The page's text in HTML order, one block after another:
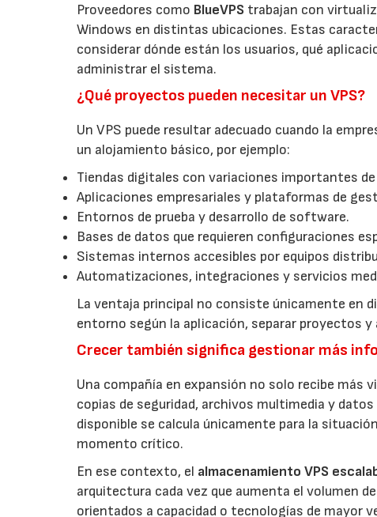
Proveedores como BlueVPS trabajan con
Windows en distintas ubicaciones. Estas
considerar dónde están los usuarios, qué
administrar el sistema.
¿Qué proyectos pueden necesitar un VPS?
Un VPS puede resultar adecuado cuando la
un alojamiento básico, por ejemplo:
Tiendas digitales con variaciones importantes
Aplicaciones empresariales y plataformas de
Entornos de prueba y desarrollo de software.
Bases de datos que requieren configuraciones
Sistemas internos accesibles por equipos
Automatizaciones, integraciones y servicios
La ventaja principal no consiste únicamente en
entorno según la aplicación, separar proyectos
Crecer también significa gestionar más
Una compañía en expansión no solo recibe
copias de seguridad, archivos multimedia y
disponible se calcula únicamente para la
momento crítico.
En ese contexto, el almacenamiento VPS
arquitectura cada vez que aumenta el volumen
orientados a capacidad o tecnologías de mayor